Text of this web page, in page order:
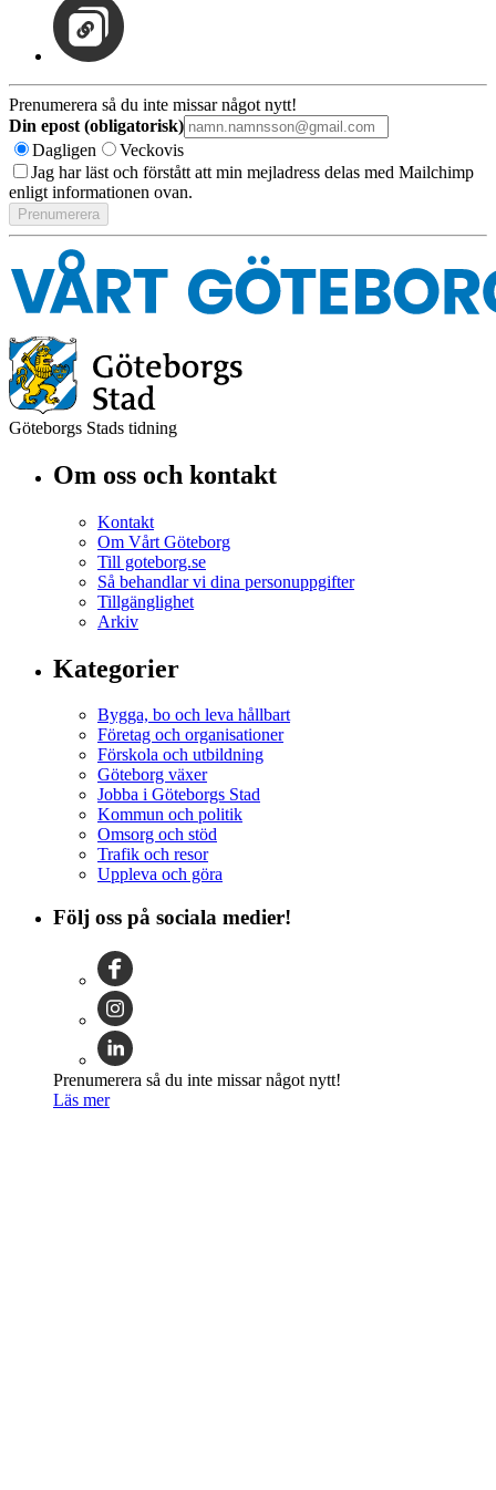
Prenumerera så du inte missar något nytt!
Din epost (obligatorisk)
Dagligen
Veckovis
Jag har läst och förstått att min mejladress delas med Mailchimp
enligt informationen ovan.
Göteborgs Stads tidning
Om oss och kontakt
Kontakt
Om Vårt Göteborg
Till goteborg.se
Så behandlar vi dina personuppgifter
Tillgänglighet
Arkiv
Kategorier
Bygga, bo och leva hållbart
Företag och organisationer
Förskola och utbildning
Göteborg växer
Jobba i Göteborgs Stad
Kommun och politik
Omsorg och stöd
Trafik och resor
Uppleva och göra
Följ oss på sociala medier!
Prenumerera så du inte missar något nytt!
Läs mer